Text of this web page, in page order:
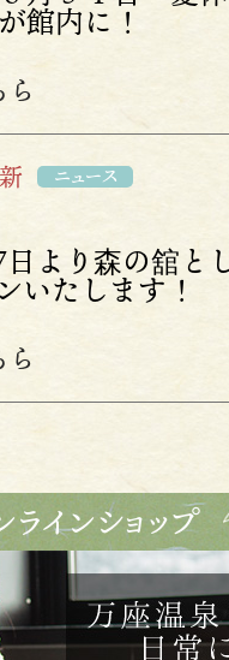
館内に！
ニュース
より森の舘と
いたします！
インショップ